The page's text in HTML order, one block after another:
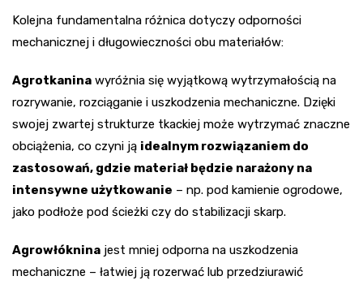
Kolejna fundamentalna różnica dotyczy odporności
mechanicznej i długowieczności obu materiałów:
Agrotkanina wyróżnia się wyjątkową wytrzymałością na
rozrywanie, rozciąganie i uszkodzenia mechaniczne. Dzięki
swojej zwartej strukturze tkackiej może wytrzymać znaczne
obciążenia, co czyni ją idealnym rozwiązaniem do
zastosowań, gdzie materiał będzie narażony na
intensywne użytkowanie – np. pod kamienie ogrodowe,
jako podłoże pod ścieżki czy do stabilizacji skarp.
Agrowłóknina jest mniej odporna na uszkodzenia
mechaniczne – łatwiej ją rozerwać lub przedziurawić